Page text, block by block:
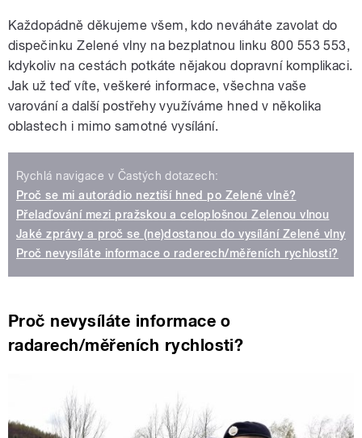
Každopádně děkujeme všem, kdo neváháte zavolat do
dispečinku Zelené vlny na bezplatnou linku 800 553 553,
kdykoliv na cestách potkáte nějakou dopravní komplikaci.
Jak už teď víte, veškeré informace, všechna vaše
varování a další postřehy využíváme hned v několika
oblastech i mimo samotné vysílání.
Rychlá navigace v Častých dotazech:
Proč se mi autorádio neztiší hned po Zelené vlně?
Přelaďování mezi pražskou a celoplošnou Zelenou vlnou
Jaké zprávy a proč se (ne)dostanou do vysílání Zelené vlny
Proč nevysíláte informace o raderech/měřeních rychlosti?
Proč nevysíláte informace o
radarech/měřeních rychlosti?